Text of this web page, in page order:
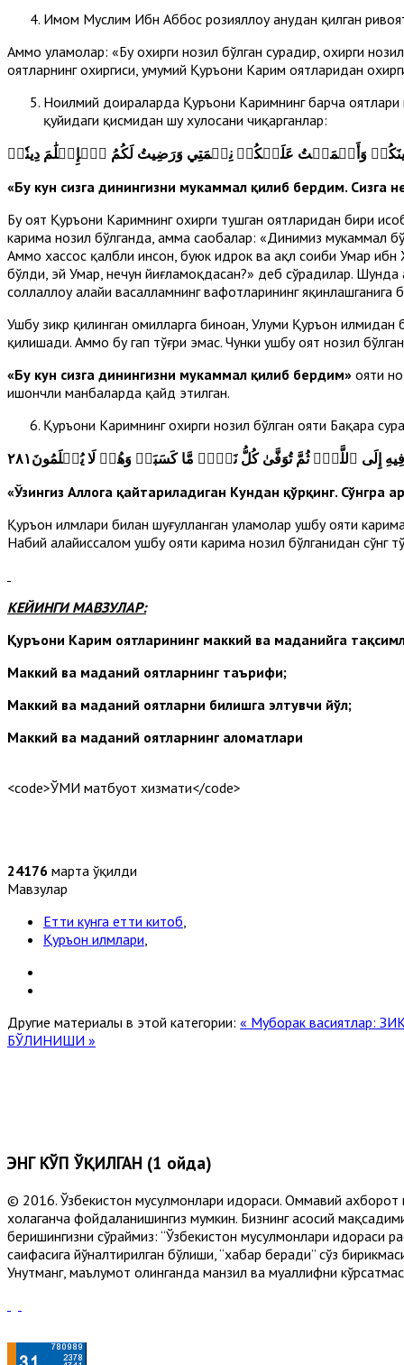
Имом Муслим Ибн Аббос розияллоҳу анҳудан қил­ган
Аммо уламолар: «Бу охирги нозил бўлган сурадир, охирги
оятларнинг охиргиси, умумий Қуръони Карим оятларидан
Ноилмий доираларда Қуръони Каримнинг барча оятлари
қуйидаги қисмидан шу хулосани чиқарганлар:
وَأَتۡمَمۡتُ عَلَيۡكُمۡ نِعۡمَتِي وَرَضِيتُ لَكُمُ ٱلۡإِسۡلَٰمَ دِينٗاۚ
«Бу кун сизга динингизни мукаммал қилиб бердим. Сизга
Бу оят Қуръони Каримнинг охирги тушган оятларидан бири
карима нозил бўлганда, ҳамма саҳобалар: «Динимиз
Аммо хассос қалбли инсон, буюк идрок ва ақл соҳиби Умар ибн
бўлди, эй Умар, нечун йиғламоқдасан?» деб сўрадилар.
соллаллоҳу алайҳи васалламнинг вафотларининг
Ушбу зикр қилинган омилларга биноан, Улуми Қуръон илмидан
қилишади. Аммо бу гап тўғри эмас. Чунки ушбу оят нозил
«Бу кун сизга динингизни мукаммал қилиб бердим» ояти
ишончли манбаларда қайд этилган.
Қуръони Каримнинг охирги нозил бўлган ояти Бақара
إِلَى ٱللَّهِۖ ثُمَّ تُوَفَّىٰ كُلُّ نَفۡسٖ مَّا كَسَبَتۡ وَهُمۡ لَا يُظۡلَمُونَ٢٨١
«Ўзингиз Аллоҳга қайтариладиган Кундан қўрқинг. Сўнгра
Қуръон илмлари билан шуғулланган уламолар ушбу ояти
Набий алайҳиссалом ушбу ояти карима нозил бўлгани­дан сўнг
КЕЙИНГИ МАВЗУЛАР:
Қуръони Карим оятларининг маккий ва маданийга
Маккий ва маданий оятларнинг таърифи;
Маккий ва маданий оятларни билишга элтувчи йўл;
Маккий ва маданий оятларнинг аломатлари
<code>ЎМИ матбуот хизмати</code>
24176 марта ўқилди
Мавзулар
Етти кунга етти китоб
Қуръон илмлари
Другие материалы в этой категории: « Муборак васиятлар:
БЎЛИНИШИ »
ЭНГ КЎП ЎҚИЛГАН (1 ойда)
© 2016. Ўзбекистон мусулмонлари идораси. Оммавий ахборот
хоҳлаганча фойдаланишингиз мумкин. Бизнинг асосий
беришингизни сўраймиз: “Ўзбекистон мусулмонлари идораси
саҳифасига йўналтирилган бўлиши, “хабар беради” сўз
Унутманг, маълумот олинганда манзил ва муаллифни